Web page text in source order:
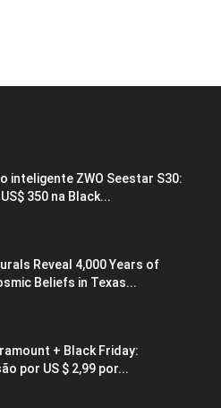
inteligente ZWO Seestar S30:
350 na Black...
Reveal 4,000 Years of
Beliefs in Texas...
+ Black Friday:
por US $ 2,99 por...